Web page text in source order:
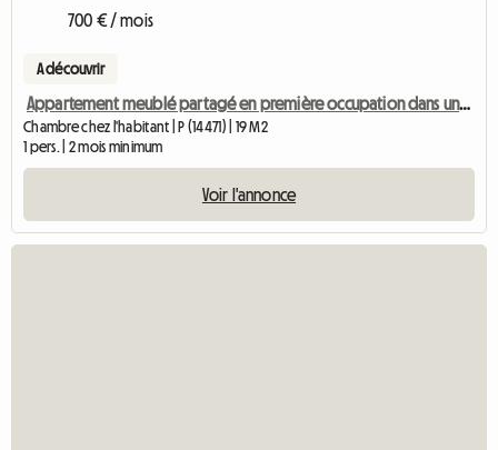
700 € / mois
A découvrir
Appartement meublé partagé en première occupation dans une villa de ville avec jardin près de l'université et de S
Chambre chez l'habitant | P (14471) | 19 M2
1 pers. | 2 mois minimum
Voir l'annonce